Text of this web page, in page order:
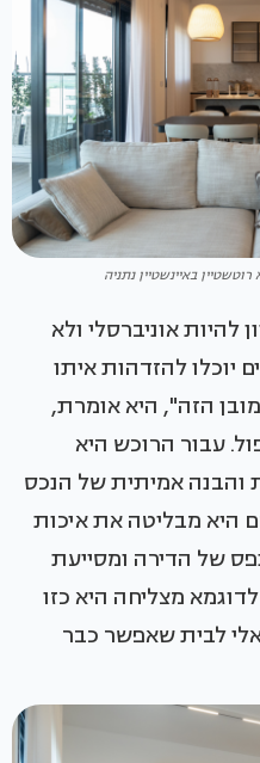
באיינשטיין נתניה
להיות אוניברסלי ולא
יוכלו להזדהות איתו
הזה", היא אומרת,
עבור הרוכש היא
והבנה אמיתית של הנכס
היא מבליטה את איכות
של הדירה ומסייעת
מצליחה היא כזו
לבית שאפשר כבר